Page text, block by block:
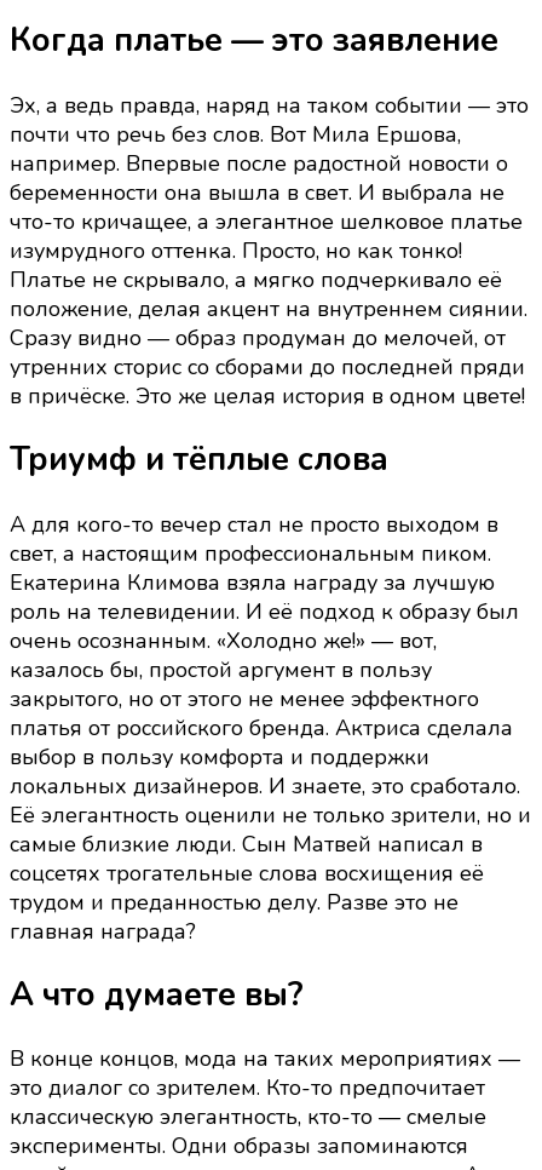
Когда платье — это заявление
Эх, а ведь правда, наряд на таком событии — это
почти что речь без слов. Вот Мила Ершова,
например. Впервые после радостной новости о
беременности она вышла в свет. И выбрала не
что-то кричащее, а элегантное шелковое платье
изумрудного оттенка. Просто, но как тонко!
Платье не скрывало, а мягко подчеркивало её
положение, делая акцент на внутреннем сиянии.
Сразу видно — образ продуман до мелочей, от
утренних сторис со сборами до последней пряди
в причёске. Это же целая история в одном цвете!
Триумф и тёплые слова
А для кого-то вечер стал не просто выходом в
свет, а настоящим профессиональным пиком.
Екатерина Климова взяла награду за лучшую
роль на телевидении. И её подход к образу был
очень осознанным. «Холодно же!» — вот,
казалось бы, простой аргумент в пользу
закрытого, но от этого не менее эффектного
платья от российского бренда. Актриса сделала
выбор в пользу комфорта и поддержки
локальных дизайнеров. И знаете, это сработало.
Её элегантность оценили не только зрители, но и
самые близкие люди. Сын Матвей написал в
соцсетях трогательные слова восхищения её
трудом и преданностью делу. Разве это не
главная награда?
А что думаете вы?
В конце концов, мода на таких мероприятиях —
это диалог со зрителем. Кто-то предпочитает
классическую элегантность, кто-то — смелые
эксперименты. Одни образы запоминаются